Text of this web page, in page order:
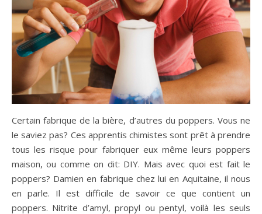
Certain fabrique de la bière, d’autres du poppers. Vous ne
le saviez pas? Ces apprentis chimistes sont prêt à prendre
tous les risque pour fabriquer eux même leurs poppers
maison, ou comme on dit: DIY. Mais avec quoi est fait le
poppers? Damien en fabrique chez lui en Aquitaine, il nous
en parle. Il est difficile de savoir ce que contient un
poppers. Nitrite d’amyl, propyl ou pentyl, voilà les seuls